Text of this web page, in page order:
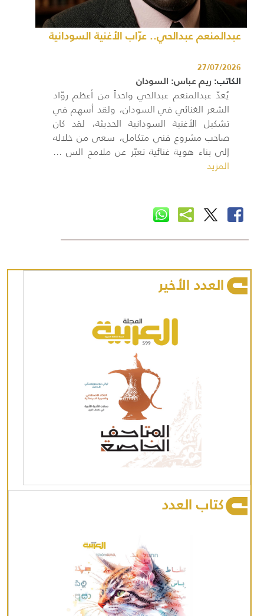
عبدالمنعم عبدالحي.. عرّاب الأغنية السودانية
27/07/2026
الكاتب:ريم عباس: السودان
يُعدّ عبدالمنعم عبدالحي واحداً من أعظم روّاد
الشعر الغنائي في السودان، ولقد أسهم في
تشكيل الأغنية السودانية الحديثة، لقد كان
صاحب مشروع فني متكامل، سعى من خلاله
إلى بناء هوية غنائية تعبّر عن ملامح الس ...
المزيد
العدد الأخير
كتاب العدد